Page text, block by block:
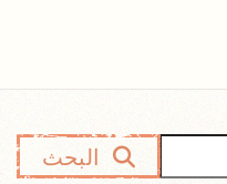
البحث